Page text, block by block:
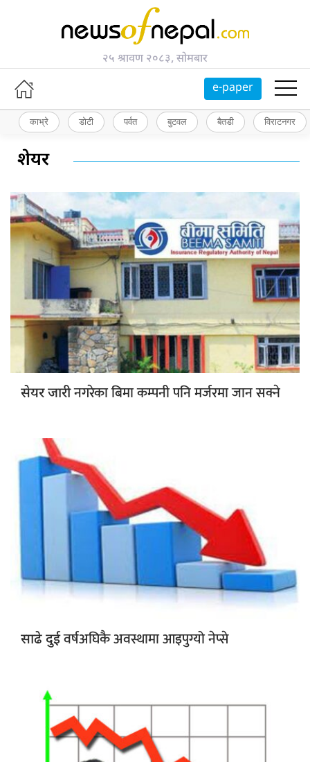
२५ श्रावण २०८३, सोमबार
e-paper
काभ्रे डोटी पर्वत बुटवल बैतडी विराटनगर
शेयर
सेयर जारीनगरेका बिमा कम्पनी पनि मर्जरमा जान सक्ने
साढे दुईवर्षअघिकै अवस्थामा आइपुग्यो नेप्से